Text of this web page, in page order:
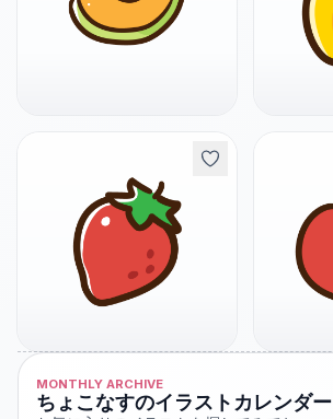
MONTHLY ARCHIVE
ちょこなすのイラストカレンダー